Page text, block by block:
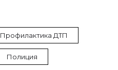
Профилактика ДТП
Полиция